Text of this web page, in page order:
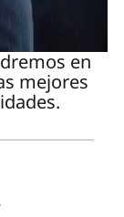
en
mejores